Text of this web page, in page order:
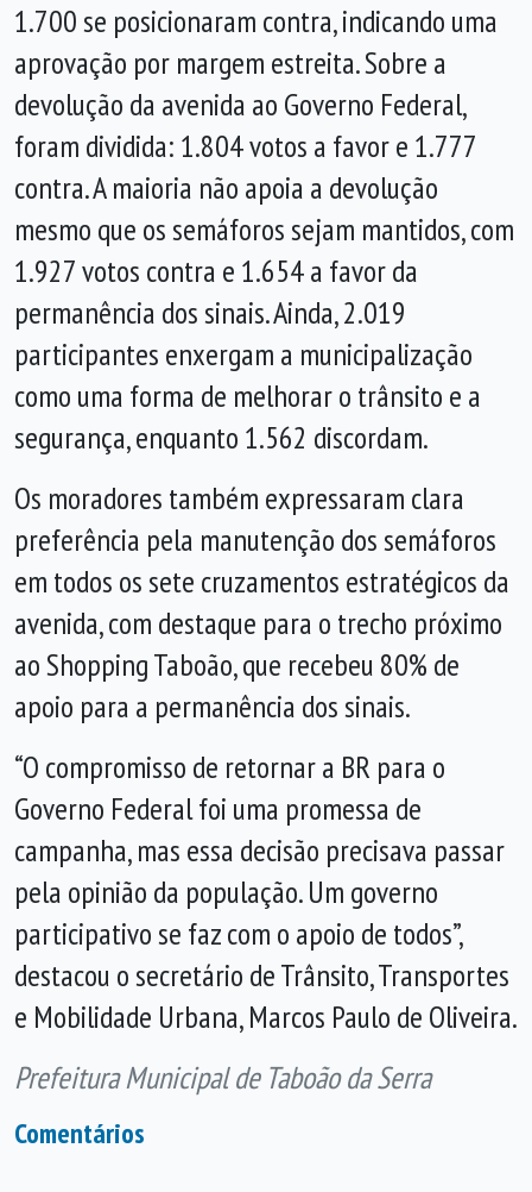
1.700 se posicionaram contra, indicando uma
aprovação por margem estreita. Sobre a
devolução da avenida ao Governo Federal,
foram dividida: 1.804 votos a favor e 1.777
contra. A maioria não apoia a devolução
mesmo que os semáforos sejam mantidos, com
1.927 votos contra e 1.654 a favor da
permanência dos sinais. Ainda, 2.019
participantes enxergam a municipalização
como uma forma de melhorar o trânsito e a
segurança, enquanto 1.562 discordam.
Os moradores também expressaram clara
preferência pela manutenção dos semáforos
em todos os sete cruzamentos estratégicos da
avenida, com destaque para o trecho próximo
ao Shopping Taboão, que recebeu 80% de
apoio para a permanência dos sinais.
“O compromisso de retornar a BR para o
Governo Federal foi uma promessa de
campanha, mas essa decisão precisava passar
pela opinião da população. Um governo
participativo se faz com o apoio de todos”,
destacou o secretário de Trânsito, Transportes
e Mobilidade Urbana, Marcos Paulo de Oliveira.
Prefeitura Municipal de Taboão da Serra
Comentários